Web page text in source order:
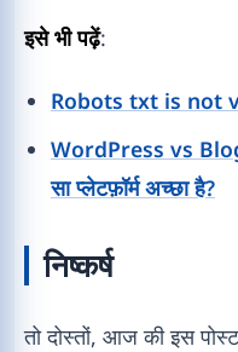
इसे भी पढ़ें:
Robots txt is not
WordPress vs
सा प्लेटफ़ॉर्म अच्छा है?
निष्कर्ष
तो दोस्तों, आज की इस